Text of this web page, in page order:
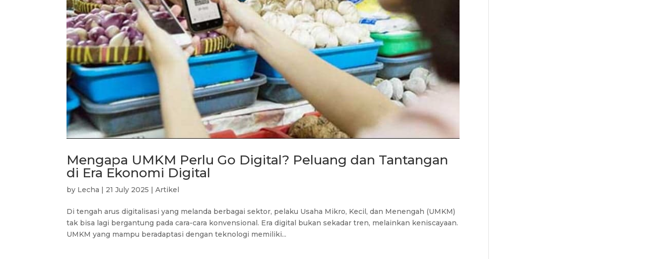
Mengapa UMKM Perlu Go Digital? Peluang dan Tantangan
di Era Ekonomi Digital
by Lecha | 21 July 2025 |Artikel
Di tengah arus digitalisasi yang melanda berbagai sektor, pelaku Usaha Mikro, Kecil, dan Menengah (UMKM)
tak bisa lagi bergantung pada cara-cara konvensional. Era digital bukan sekadar tren, melainkan keniscayaan.
UMKM yang mampu beradaptasi dengan teknologi memiliki...